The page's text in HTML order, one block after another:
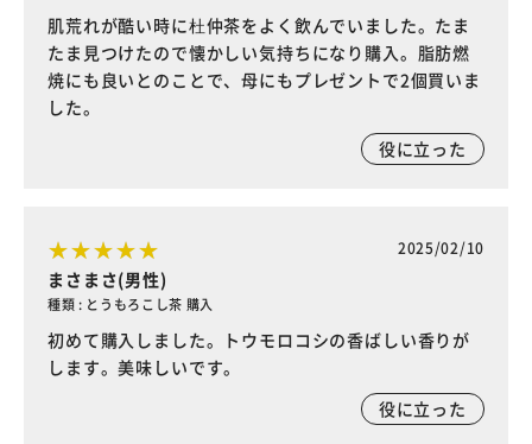
肌荒れが酷い時に杜仲茶をよく飲んでいました。たま
たま見つけたので懐かしい気持ちになり購入。脂肪燃
焼にも良いとのことで、母にもプレゼントで2個買いま
した。
役に立った
2025/02/10
まさまさ(男性)
種類 : とうもろこし茶 購入
初めて購入しました。トウモロコシの香ばしい香りが
します。美味しいです。
役に立った